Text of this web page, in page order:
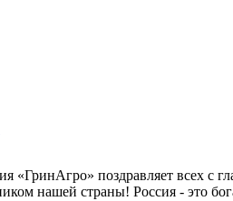
«ГринАгро» поздравляет всех с
нашей страны! Россия - это